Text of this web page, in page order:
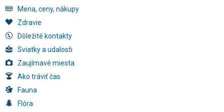
Mena, ceny, nákupy
Zdravie
Dôležité kontakty
Sviatky a udalosti
Zaujímavé miesta
Ako tráviť čas
Fauna
Flóra